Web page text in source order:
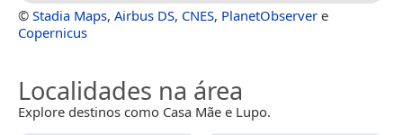
© Stadia Maps, Airbus DS, CNES, PlanetObserver e
Copernicus
Localidades na área
Explore destinos como Casa Mãe e Lupo.